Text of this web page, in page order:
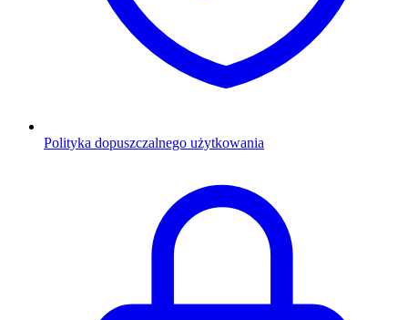
Polityka dopuszczalnego użytkowania